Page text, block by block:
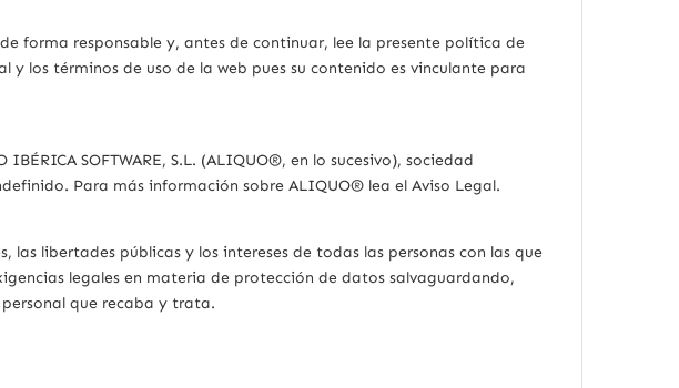
forma responsable y, antes de continuar, lee la presente política de
y los términos de uso de la web pues su contenido es vinculante para
SOFTWARE, S.L. (ALIQUO®, en lo sucesivo), sociedad
Para más información sobre ALIQUO® lea el Aviso Legal.
las libertades públicas y los intereses de todas las personas con las que
legales en materia de protección de datos salvaguardando,
que recaba y trata.